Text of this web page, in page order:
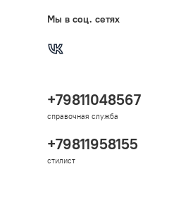
Мы в соц. сетях
+79811048567
справочная служба
+79811958155
стилист